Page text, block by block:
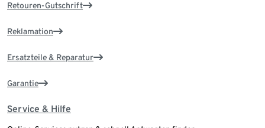
Retouren-Gutschrift
Reklamation
Ersatzteile & Reparatur
Garantie
Service & Hilfe